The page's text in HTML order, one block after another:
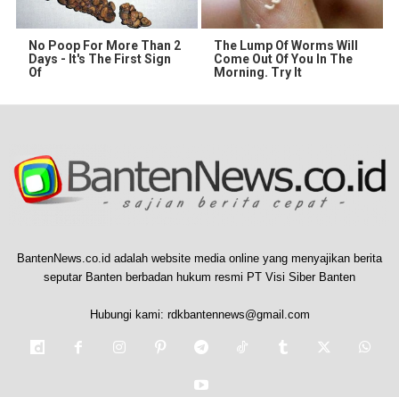
No Poop For More Than 2
Days - It's The First Sign
Of
The Lump Of Worms Will
Come Out Of You In The
Morning. Try It
BantenNews.co.id adalah website media online yang menyajikan berita
seputar Banten berbadan hukum resmi PT Visi Siber Banten
Hubungi kami: rdkbantennews@gmail.com